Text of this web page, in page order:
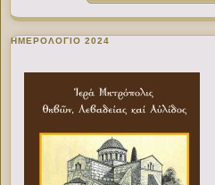
ΗΜΕΡΟΛΟΓΙΟ 2024